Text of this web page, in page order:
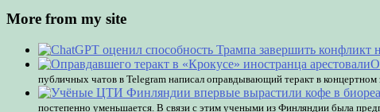
More from my site
публичных чатов в Telegram написал оправдывающий теракт в
постепенно уменьшается. В связи с этим учеными из Финляндии была